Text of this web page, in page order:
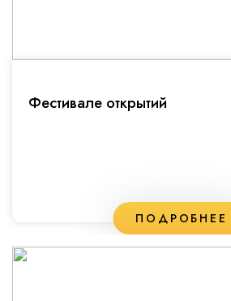
Фестивале открытий
ПОДРОБНЕЕ